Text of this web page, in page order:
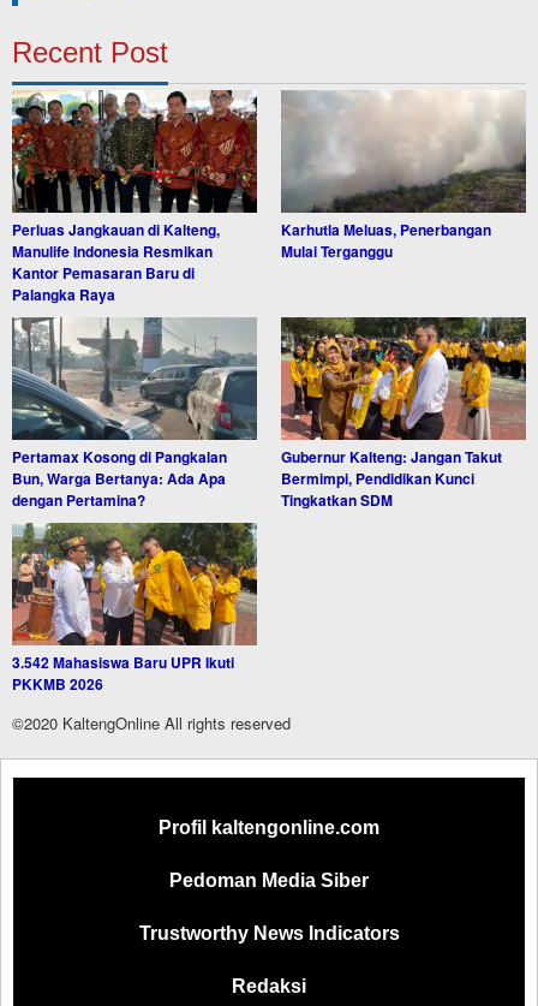
Recent Post
Perluas Jangkauan di Kalteng,
Manulife Indonesia Resmikan
Kantor Pemasaran Baru di
Palangka Raya
Karhutla Meluas, Penerbangan
Mulai Terganggu
Pertamax Kosong di Pangkalan
Bun, Warga Bertanya: Ada Apa
dengan Pertamina?
Gubernur Kalteng: Jangan Takut
Bermimpi, Pendidikan Kunci
Tingkatkan SDM
3.542 Mahasiswa Baru UPR Ikuti
PKKMB 2026
©2020 KaltengOnline All rights reserved
Profil kaltengonline.com
Pedoman Media Siber
Trustworthy News Indicators
Redaksi